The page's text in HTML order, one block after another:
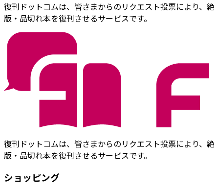
復刊ドットコムは、皆さまからのリクエスト投票により、絶
版・品切れ本を復刊させるサービスです。
復刊ドットコムは、皆さまからのリクエスト投票により、絶
版・品切れ本を復刊させるサービスです。
ショッピング